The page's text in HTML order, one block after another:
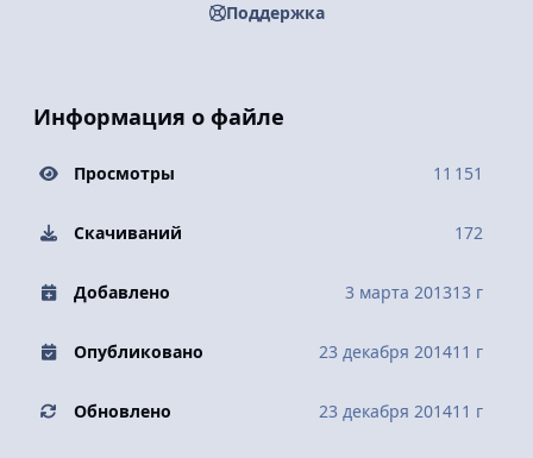
Поддержка
Информация о файле
Просмотры 11 151
Скачиваний 172
Добавлено 3 марта 201313 г
Опубликовано 23 декабря 201411 г
Обновлено 23 декабря 201411 г